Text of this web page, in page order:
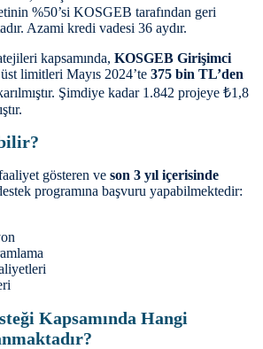
%50’si KOSGEB tarafından geri
Azami kredi vadesi 36 aydır.
kapsamında, KOSGEB Girişimci
üst limitleri Mayıs 2024’te 375 bin TL’den
Şimdiye kadar 1.842 projeye ₺1,8
gösteren ve son 3 yıl içerisinde
programına başvuru yapabilmektedir:
Kapsamında Hangi